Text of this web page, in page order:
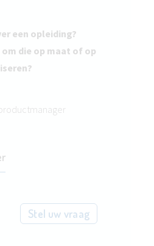
een opleiding?
om die op maat of op
Stel uw vraag